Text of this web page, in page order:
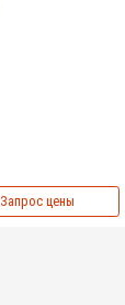
Запрос цены